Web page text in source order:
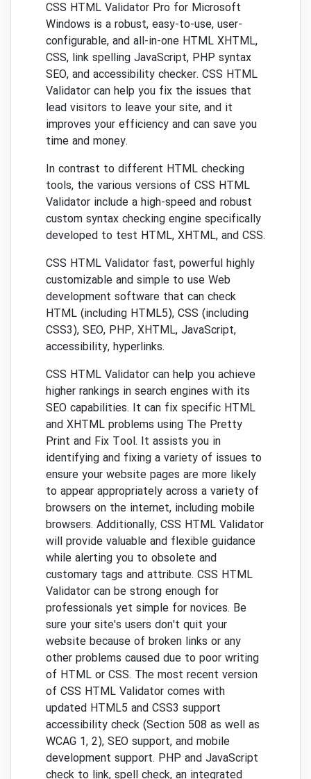
CSS HTML Validator Pro for Microsoft
Windows is a robust, easy-to-use, user-
configurable, and all-in-one HTML XHTML,
CSS, link spelling JavaScript, PHP syntax
SEO, and accessibility checker. CSS HTML
Validator can help you fix the issues that
lead visitors to leave your site, and it
improves your efficiency and can save you
time and money.
In contrast to different HTML checking
tools, the various versions of CSS HTML
Validator include a high-speed and robust
custom syntax checking engine specifically
developed to test HTML, XHTML, and CSS.
CSS HTML Validator fast, powerful highly
customizable and simple to use Web
development software that can check
HTML (including HTML5), CSS (including
CSS3), SEO, PHP, XHTML, JavaScript,
accessibility, hyperlinks.
CSS HTML Validator can help you achieve
higher rankings in search engines with its
SEO capabilities. It can fix specific HTML
and XHTML problems using The Pretty
Print and Fix Tool. It assists you in
identifying and fixing a variety of issues to
ensure your website pages are more likely
to appear appropriately across a variety of
browsers on the internet, including mobile
browsers. Additionally, CSS HTML Validator
will provide valuable and flexible guidance
while alerting you to obsolete and
customary tags and attribute. CSS HTML
Validator can be strong enough for
professionals yet simple for novices. Be
sure your site's users don't quit your
website because of broken links or any
other problems caused due to poor writing
of HTML or CSS. The most recent version
of CSS HTML Validator comes with
updated HTML5 and CSS3 support
accessibility check (Section 508 as well as
WCAG 1, 2), SEO support, and mobile
development support. PHP and JavaScript
check to link, spell check, an integrated